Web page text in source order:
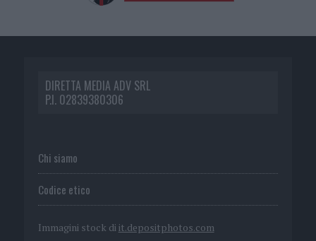
DIRETTA MEDIA ADV SRL
P.I. 02839380306
Chi siamo
Codice etico
Immagini stock di it.depositphotos.com